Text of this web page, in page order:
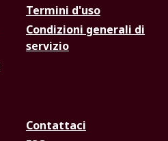
Termini d'uso
Condizioni generali di
servizio
Contattaci